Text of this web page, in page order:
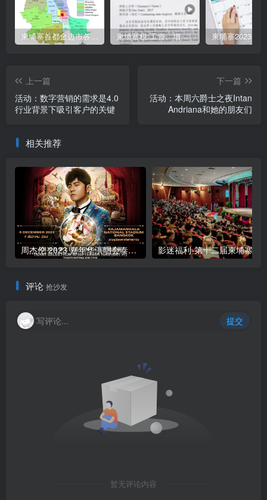
柬埔寨首都金边市各区与分区名称分布 柬埔寨税:工资、增值、预扣、利润、专利、产业、注册税
上一篇
活动：数字营销的需求是4.0
行业背景下吸引客户的关键
下一篇
活动：本周六爵士之夜Intan
Andriana和她的朋友们
相关推荐
周杰伦 2023 嘉年华演唱会泰国站门票官方售票
评论 抢沙发
写评论... 提交
暂无评论内容